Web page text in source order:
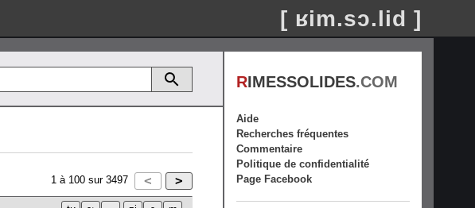
[ ʁim.sɔ.lid ]
1 à 100 sur 3497
RIMESSOLIDES.COM
Aide
Recherches fréquentes
Commentaire
Politique de confidentialité
Page Facebook